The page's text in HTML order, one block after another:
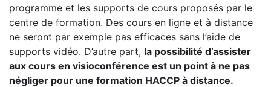
programme et les supports de cours proposés par le
centre de formation. Des cours en ligne et à distance
ne seront par exemple pas efficaces sans l’aide de
supports vidéo. D’autre part, la possibilité d’assister
aux cours en visioconférence est un point à ne pas
négliger pour une formation HACCP à distance.